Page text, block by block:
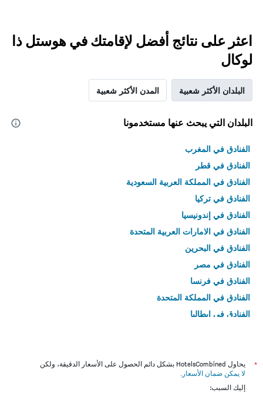
اعثر على نتائج أفضل لإقامتك في هوستل ذا
لوكال
البلدان الأكثر شعبية المدن الأكثر شعبية
البلدان التي يبحث عنها مستخدمونا
الفنادق في المغرب
الفنادق في قطر
الفنادق في المملكة العربية السعودية
الفنادق في تركيا
الفنادق في إندونيسيا
الفنادق في الامارات العربية المتحدة
الفنادق في البحرين
الفنادق في مصر
الفنادق في فرنسا
الفنادق في المملكة المتحدة
الفنادق في إيطاليا
*
يحاول HotelsCombined بشكل دائم الحصول على الأسعار الدقيقة، ولكن
لا يمكن ضمان الأسعار .
إليك السبب: